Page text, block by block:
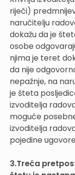
riječi)
naručitelju
dokažu da je
osobe
njima je teret
da nije
nepažnje, na
je šteta
izvoditelja
moguće
izvoditelja
pojedine
3.Treća